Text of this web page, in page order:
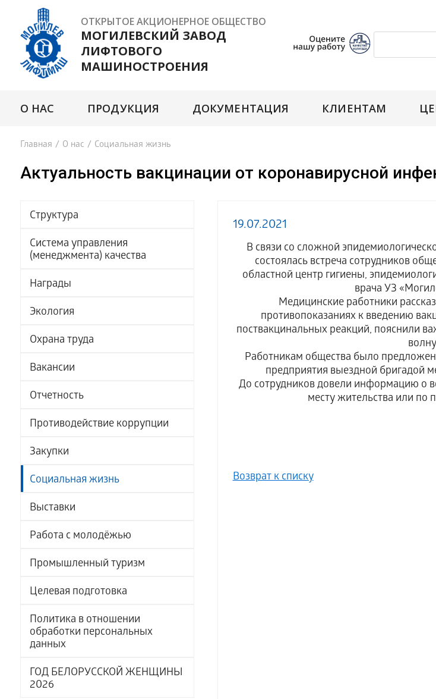
ОТКРЫТОЕ АКЦИОНЕРНОЕ ОБЩЕСТВО
МОГИЛЕВСКИЙ ЗАВОД
ЛИФТОВОГО
МАШИНОСТРОЕНИЯ
О НАС ПРОДУКЦИЯ ДОКУМЕНТАЦИЯ КЛИЕНТАМ
Главная / О нас / Социальная жизнь
Актуальность вакцинации от коронавирусной
Структура
Система управления
(менеджмента) качества
Награды
Экология
Охрана труда
Вакансии
Отчетность
Противодействие коррупции
Закупки
Социальная жизнь
Выставки
Работа с молодёжью
Промышленный туризм
Целевая подготовка
Политика в отношении
обработки персональных
данных
ГОД БЕЛОРУССКОЙ ЖЕНЩИНЫ
2026
19.07.2021
В связи со сложной
состоялась встреча сотрудников
областной центр гигиены,
врача УЗ
Медицинские работники
противопоказаниях к введению
поствакцинальных реакций, пояснили
Работникам общества было
предприятия выездной бригадой
До сотрудников довели информацию о
месту жительства или по
Возврат к списку